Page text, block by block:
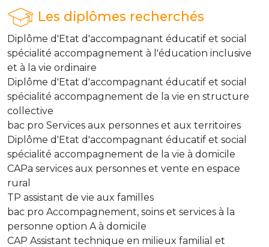
Les diplômes recherchés
Diplôme d'Etat d'accompagnant éducatif et social
spécialité accompagnement à l'éducation inclusive
et à la vie ordinaire
Diplôme d'Etat d'accompagnant éducatif et social
spécialité accompagnement de la vie en structure
collective
bac pro Services aux personnes et aux territoires
Diplôme d'Etat d'accompagnant éducatif et social
spécialité accompagnement de la vie à domicile
CAPa services aux personnes et vente en espace
rural
TP assistant de vie aux familles
bac pro Accompagnement, soins et services à la
personne option A à domicile
CAP Assistant technique en milieux familial et